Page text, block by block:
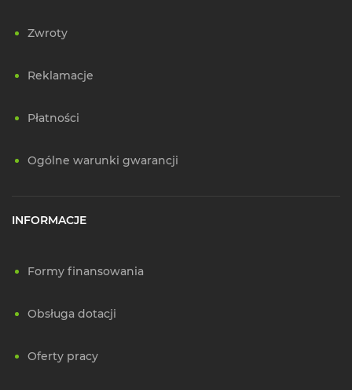
Zwroty
Reklamacje
Płatności
Ogólne warunki gwarancji
INFORMACJE
Formy finansowania
Obsługa dotacji
Oferty pracy